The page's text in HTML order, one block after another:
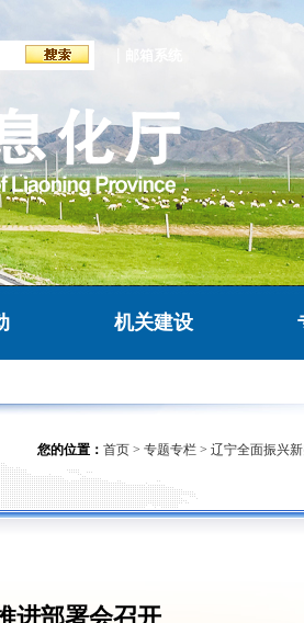
机关建设
您的位置： 首页 > 专题专栏 > 辽宁全面振兴
进部署会召开